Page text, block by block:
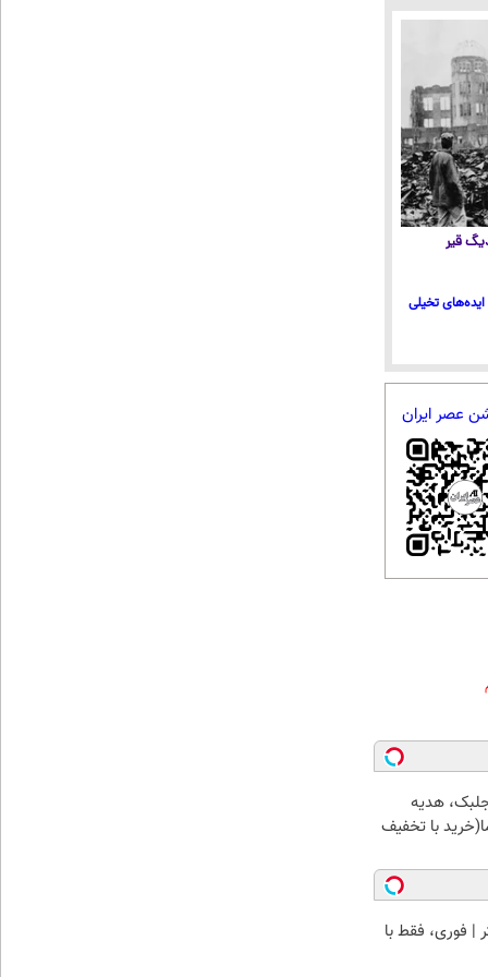
دیگ قیر
تخیلی
عصر ایران
هدیه
با تخفیف
تتر | فوری، فقط با